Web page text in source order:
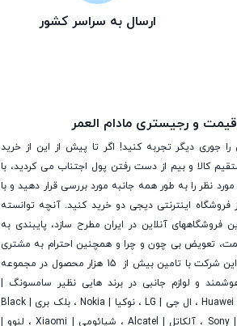
ارسال به سراسر کشور
و رجیستری مادام العمر
جوری دیگر تجربه کنید! اگر تا پیش از این از خرید
کالا و بیم از دست رفتن پول اجتناب می کردید، با
نظر را به طور همه جانبه مورد بررسی قرار دهید و با
فروشگاه اینترنتی دیجی دو خرید کنید. آنچه توانسته
فروشگاه­های آنلاین در ایران مطرح سازد، پایبندی به
تعویض بی چون و چرا و همچنین احترام به مشتری
در خرید آنلاین است. در این راستا این شرکت با تامین بیش از 15 هزار محصول در مجموعه
و لوازم جانبی در برند هایی نظیر سامسونگ |
Samsung ، اپل | Apple ، هوآوی | Huawei ، ال جی | LG ، نوکیا | Nokia ، بلک بری | Black
Berry ، اچ تی سی | Htc ، سونی | Sony ، آلکاتل | Alcatel ، شیائومی | Xiaomi ، لنوو |